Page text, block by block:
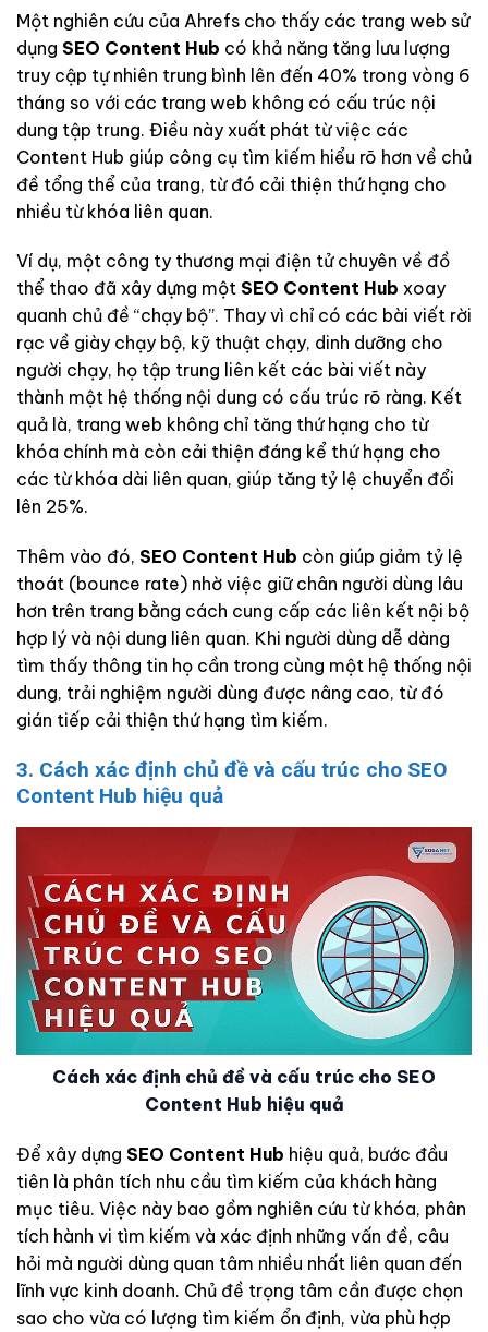
Một nghiên cứu của Ahrefs cho thấy các trang web sử
dụng SEO Content Hub có khả năng tăng lưu lượng
truy cập tự nhiên trung bình lên đến 40% trong vòng 6
tháng so với các trang web không có cấu trúc nội
dung tập trung. Điều này xuất phát từ việc các
Content Hub giúp công cụ tìm kiếm hiểu rõ hơn về chủ
đề tổng thể của trang, từ đó cải thiện thứ hạng cho
nhiều từ khóa liên quan.
Ví dụ, một công ty thương mại điện tử chuyên về đồ
thể thao đã xây dựng một SEO Content Hub xoay
quanh chủ đề “chạy bộ”. Thay vì chỉ có các bài viết rời
rạc về giày chạy bộ, kỹ thuật chạy, dinh dưỡng cho
người chạy, họ tập trung liên kết các bài viết này
thành một hệ thống nội dung có cấu trúc rõ ràng. Kết
quả là, trang web không chỉ tăng thứ hạng cho từ
khóa chính mà còn cải thiện đáng kể thứ hạng cho
các từ khóa dài liên quan, giúp tăng tỷ lệ chuyển đổi
lên 25%.
Thêm vào đó, SEO Content Hub còn giúp giảm tỷ lệ
thoát (bounce rate) nhờ việc giữ chân người dùng lâu
hơn trên trang bằng cách cung cấp các liên kết nội bộ
hợp lý và nội dung liên quan. Khi người dùng dễ dàng
tìm thấy thông tin họ cần trong cùng một hệ thống nội
dung, trải nghiệm người dùng được nâng cao, từ đó
gián tiếp cải thiện thứ hạng tìm kiếm.
3. Cách xác định chủ đề và cấu trúc cho SEO
Content Hub hiệu quả
Cách xác định chủ đề và cấu trúc cho SEO
Content Hub hiệu quả
Để xây dựng SEO Content Hub hiệu quả, bước đầu
tiên là phân tích nhu cầu tìm kiếm của khách hàng
mục tiêu. Việc này bao gồm nghiên cứu từ khóa, phân
tích hành vi tìm kiếm và xác định những vấn đề, câu
hỏi mà người dùng quan tâm nhiều nhất liên quan đến
lĩnh vực kinh doanh. Chủ đề trọng tâm cần được chọn
sao cho vừa có lượng tìm kiếm ổn định, vừa phù hợp